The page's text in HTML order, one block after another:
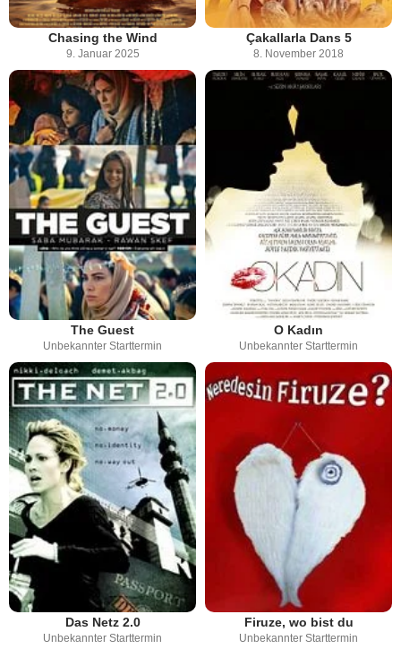
Chasing the Wind
9. Januar 2025
Çakallarla Dans 5
8. November 2018
The Guest
Unbekannter Starttermin
O Kadın
Unbekannter Starttermin
Das Netz 2.0
Unbekannter Starttermin
Firuze, wo bist du
Unbekannter Starttermin